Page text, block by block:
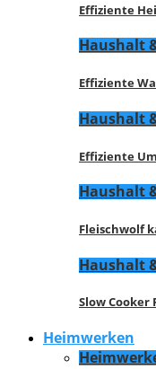
Effiziente
Haushalt
Effiziente
Haushalt
Effiziente
Haushalt
Fleischwolf
Haushalt
Slow
Heimwerken